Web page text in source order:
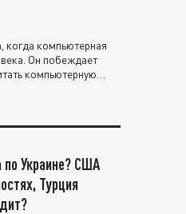
когда компьютерная
Он побеждает
компьютерную
по Украине? США
Турция